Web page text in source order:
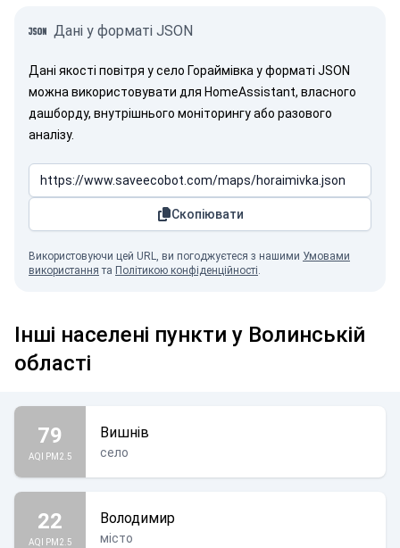
Дані у форматі JSON
Дані якості повітря у село Гораймівка у форматі JSON
можна використовувати для HomeAssistant, власного
дашборду, внутрішнього моніторингу або разового
аналізу.
Скопіювати
Використовуючи цей URL, ви погоджуєтеся з нашими Умовами
використання та Політикою конфіденційності.
Інші населені пункти у Волинській
області
79
AQI PM2.5
Вишнів
село
22
AQI PM2.5
Володимир
місто